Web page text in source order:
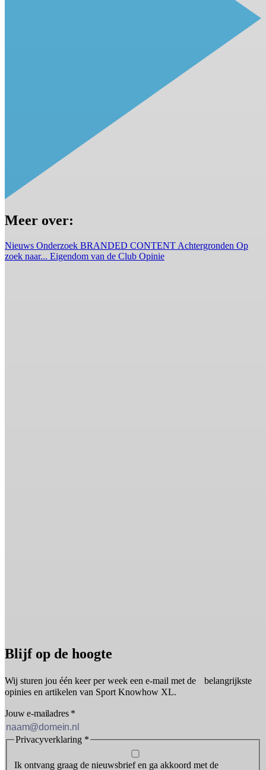
Meer over:
Nieuws Onderzoek BRANDED CONTENT Achtergronden Op
zoek naar... Eigendom van de Club Opinie
Blijf op de hoogte
Wij sturen jou één keer per week een e-mail met de belangrijkste
opinies en artikelen van Sport Knowhow XL.
Jouw e-mailadres *
Privacyverklaring *
Ik ontvang graag de nieuwsbrief en ga akkoord met de